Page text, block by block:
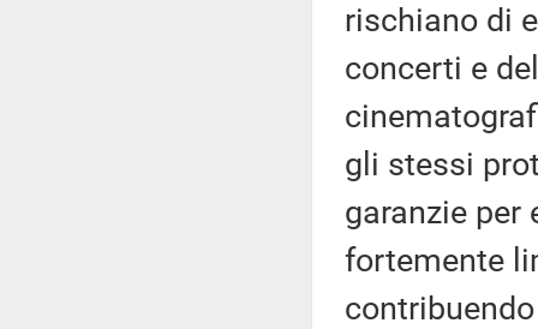
rischiano di
concerti e
gli stessi
garanzie per
fortemente